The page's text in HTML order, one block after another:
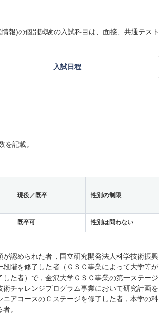
報)の個別試験の入試科目は、面接、共通テスト
入試日程
記載。
現役／既卒
性別の制限
既卒可 性別は問わない
認められた者，国立研究開発法人科学技術振興
階を修了した者（ＧＳＣ事業によって大学等が
た者）で，金沢大学ＧＳＣ事業の第一ステージ
チャレンジプログラム事業において研究計画を
アコースのＣステージを修了した者，本学の科
。